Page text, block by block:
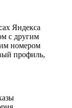
Яндекса
с другим
номером
профиль,